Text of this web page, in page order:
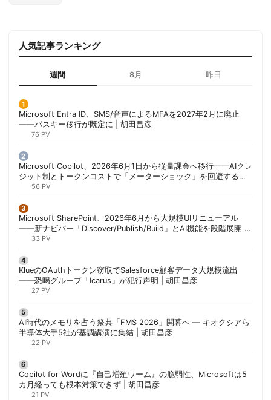
人気記事ランキング
週間 8月 昨日
Microsoft Entra ID、SMS/音声によるMFAを2027年2月に廃止
——パスキー移行が既定に | 胡田昌彦
76 PV
Microsoft Copilot、2026年6月1日から従量課金へ移行——AIクレ
ジット制とトークンコストで「メーターショック」を回避する方
法 | 胡田昌彦
56 PV
Microsoft SharePoint、2026年6月から大規模UIリニューアル
——新ナビバー「Discover/Publish/Build」とAI機能を段階展開 |
胡田昌彦
33 PV
KlueのOAuthトークン窃取でSalesforce顧客データ大規模流出
——恐喝グループ「Icarus」が犯行声明 | 胡田昌彦
27 PV
AI時代のメモリを占う祭典「FMS 2026」開幕へ ― キオクシアら
半導体大手5社が基調講演に集結 | 胡田昌彦
22 PV
Copilot for Wordに『自己増殖ワーム』の脆弱性、Microsoftは5
カ月経っても根本対策できず | 胡田昌彦
21 PV